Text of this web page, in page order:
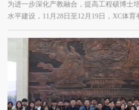
为进一步深化产教融合，提高工程硕博士
水平建设，11月28日至12月19日，XC体
京、上海、深圳、扬州等地联培企业开展
一行先后前往通用技术集团、国家电网、
中广核、华润、中国船舶、中国华电、中
院所进行调研并座谈交流。调研期间，带
学历史、团队建设、平台建...